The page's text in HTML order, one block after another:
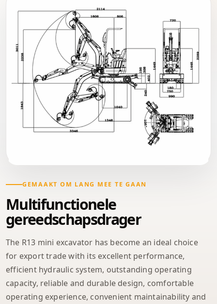
GEMAAKT OM LANG MEE TE GAAN
Multifunctionele
gereedschapsdrager
The R13 mini excavator has become an ideal choice
for export trade with its excellent performance,
efficient hydraulic system, outstanding operating
capacity, reliable and durable design, comfortable
operating experience, convenient maintainability and